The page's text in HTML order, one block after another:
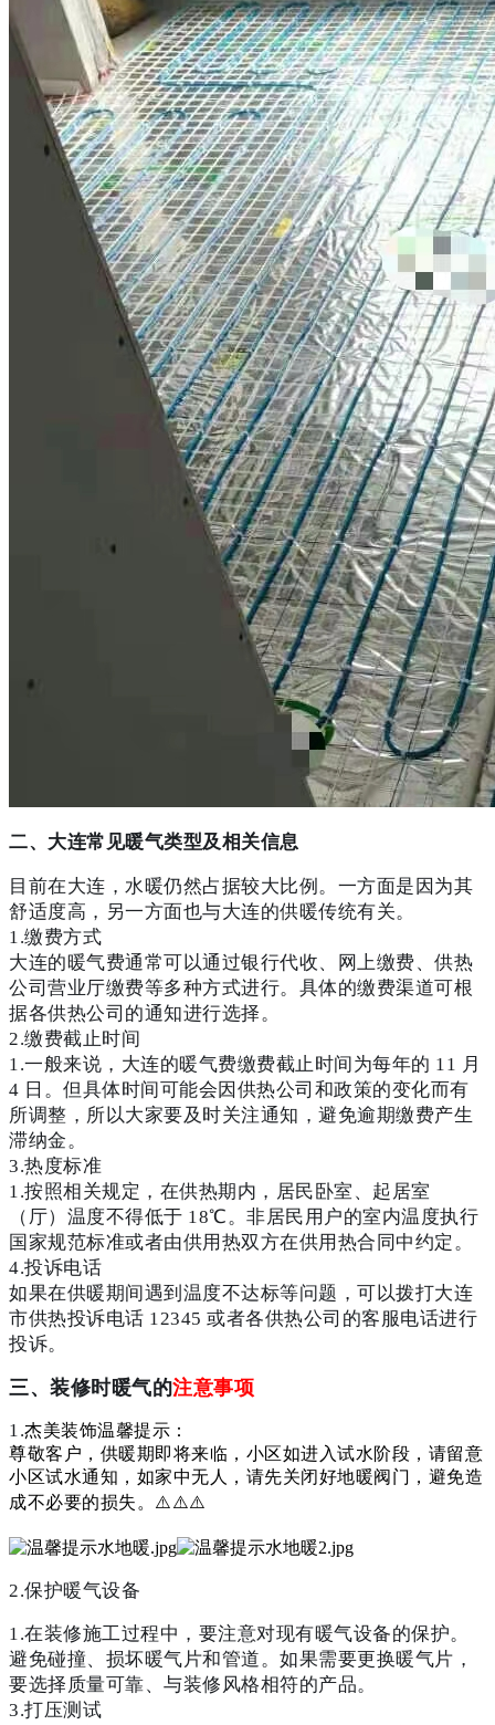
二、大连常见暖气类型及相关信息
目前在大连，水暖仍然占据较大比例。一方面是因为其
舒适度高，另一方面也与大连的供暖传统有关。
1.缴费方式
大连的暖气费通常可以通过银行代收、网上缴费、供热
公司营业厅缴费等多种方式进行。具体的缴费渠道可根
据各供热公司的通知进行选择。
2.缴费截止时间
1.一般来说，大连的暖气费缴费截止时间为每年的 11 月
4 日。但具体时间可能会因供热公司和政策的变化而有
所调整，所以大家要及时关注通知，避免逾期缴费产生
滞纳金。
3.热度标准
1.按照相关规定，在供热期内，居民卧室、起居室
（厅）温度不得低于 18℃。非居民用户的室内温度执行
国家规范标准或者由供用热双方在供用热合同中约定。
4.投诉电话
如果在供暖期间遇到温度不达标等问题，可以拨打大连
市供热投诉电话 12345 或者各供热公司的客服电话进行
投诉。
三、装修时暖气的注意事项
1.杰美装饰温馨提示：
尊敬客户，供暖期即将来临，小区如进入试水阶段，请留意
小区试水通知，如家中无人，请先关闭好地暖阀门，避免造
成不必要的损失。⚠️⚠️⚠️
2.保护暖气设备
1.在装修施工过程中，要注意对现有暖气设备的保护。
避免碰撞、损坏暖气片和管道。如果需要更换暖气片，
要选择质量可靠、与装修风格相符的产品。
3.打压测试